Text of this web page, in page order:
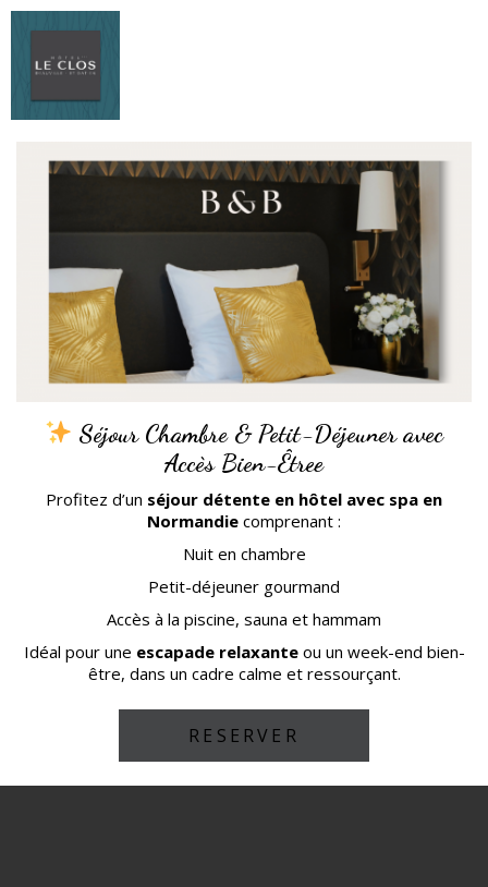
Séjour Chambre & Petit-Déjeuner avec
Accès Bien-Êtree
Profitez d’un séjour détente en hôtel avec spa en
Normandie comprenant :
Nuit en chambre
Petit-déjeuner gourmand
Accès à la piscine, sauna et hammam
Idéal pour une escapade relaxanteou un week-end bien-
être, dans un cadre calme et ressourçant.
RESERVER